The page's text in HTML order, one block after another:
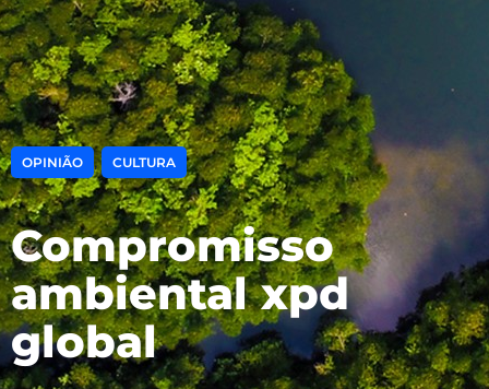
OPINIÃO , CULTURA
Compromisso
ambiental xpd
global